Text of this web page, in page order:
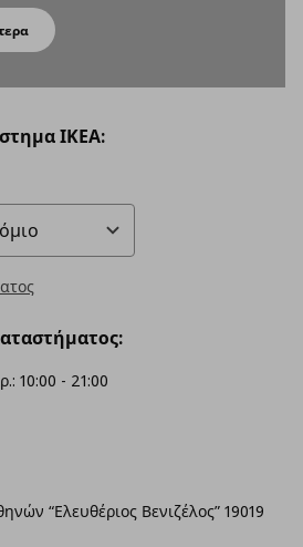
ΙΚΕΑ:
10:00 - 21:00
“Ελευθέριος Βενιζέλος” 19019